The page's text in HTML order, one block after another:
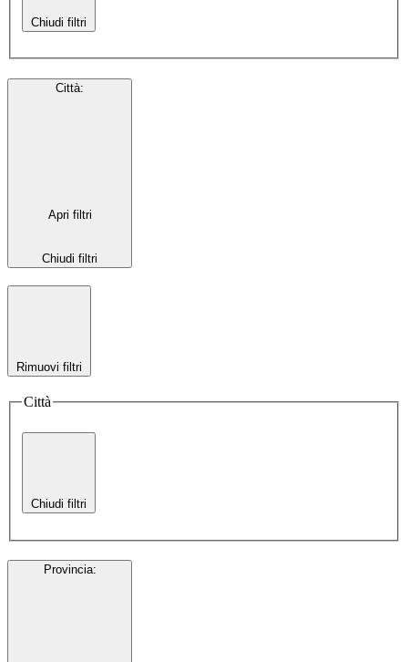
Chiudi filtri
Città:
Apri filtri
Chiudi filtri
Rimuovi filtri
Città
Chiudi filtri
Provincia: